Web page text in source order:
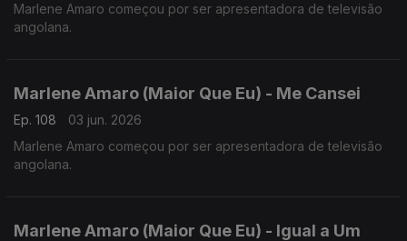
Marlene Amaro começou por ser apresentadora de televisão
angolana.
Marlene Amaro (Maior Que Eu) - Me Cansei
Ep. 108
03 jun. 2026
Marlene Amaro começou por ser apresentadora de televisão
angolana.
Marlene Amaro (Maior Que Eu) - Igual a Um